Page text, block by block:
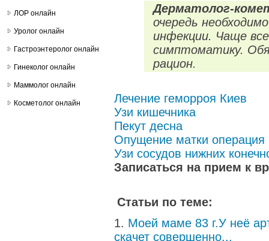
ЛОР онлайн
Уролог онлайн
Гастроэнтеролог онлайн
Гинеколог онлайн
Маммолог онлайн
Косметолог онлайн
Дерматолог-
очередь
инфекции. Чаще
симптоматику.
рацион.
Лечение геморроя Киев
Узи кишечника
Пекут десна
Опущение матки операция
Узи сосудов нижних
Записаться на прием к
Статьи по теме:
Моей маме 83 г.У неё
скачет совершенно...